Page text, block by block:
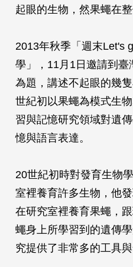
起眼的生物，然果蠅在
2013年秋季「週末Let's
學」，11月1日邀請到臺
為題，講述不起眼的幾
世紀初以果蠅為模式生
習與記憶研究領域對遺
憶與語言表達。
20世紀初時對發育生物
室裡養育許多生物，他
在研究室裡養育果蠅，
蠅身上所學習到的遺傳
究提供了非常多的工具與